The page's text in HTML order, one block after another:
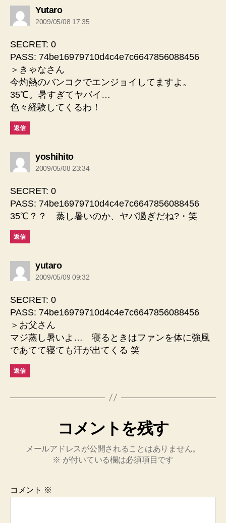
Yutaroの
発
2009/05/08 17:35
SECRET: 0
PASS: 74be16979710d4c4e7c6647856088456
＞きゃなさん
今灼熱のバンコクでエンジョイしてますよ。
35℃。暑すぎてヤバイ…
色々経験してくるわ！
返信
yoshihitoの
発
2009/05/08 23:34
SECRET: 0
PASS: 74be16979710d4c4e7c6647856088456
35℃？？ 蒸し暑いのか、ヤバ過ぎだね?・笑
返信
yutaroの
発
2009/05/09 09:32
SECRET: 0
PASS: 74be16979710d4c4e7c6647856088456
＞お父さん
マジ蒸し暑いよ… 寝るときはファンを体に強風
であてて寝ても汗が出てくる 笑
返信
コメントを残す
メールアドレスが公開されることはありません。
※ が付いている欄は必須項目です
コメント ※